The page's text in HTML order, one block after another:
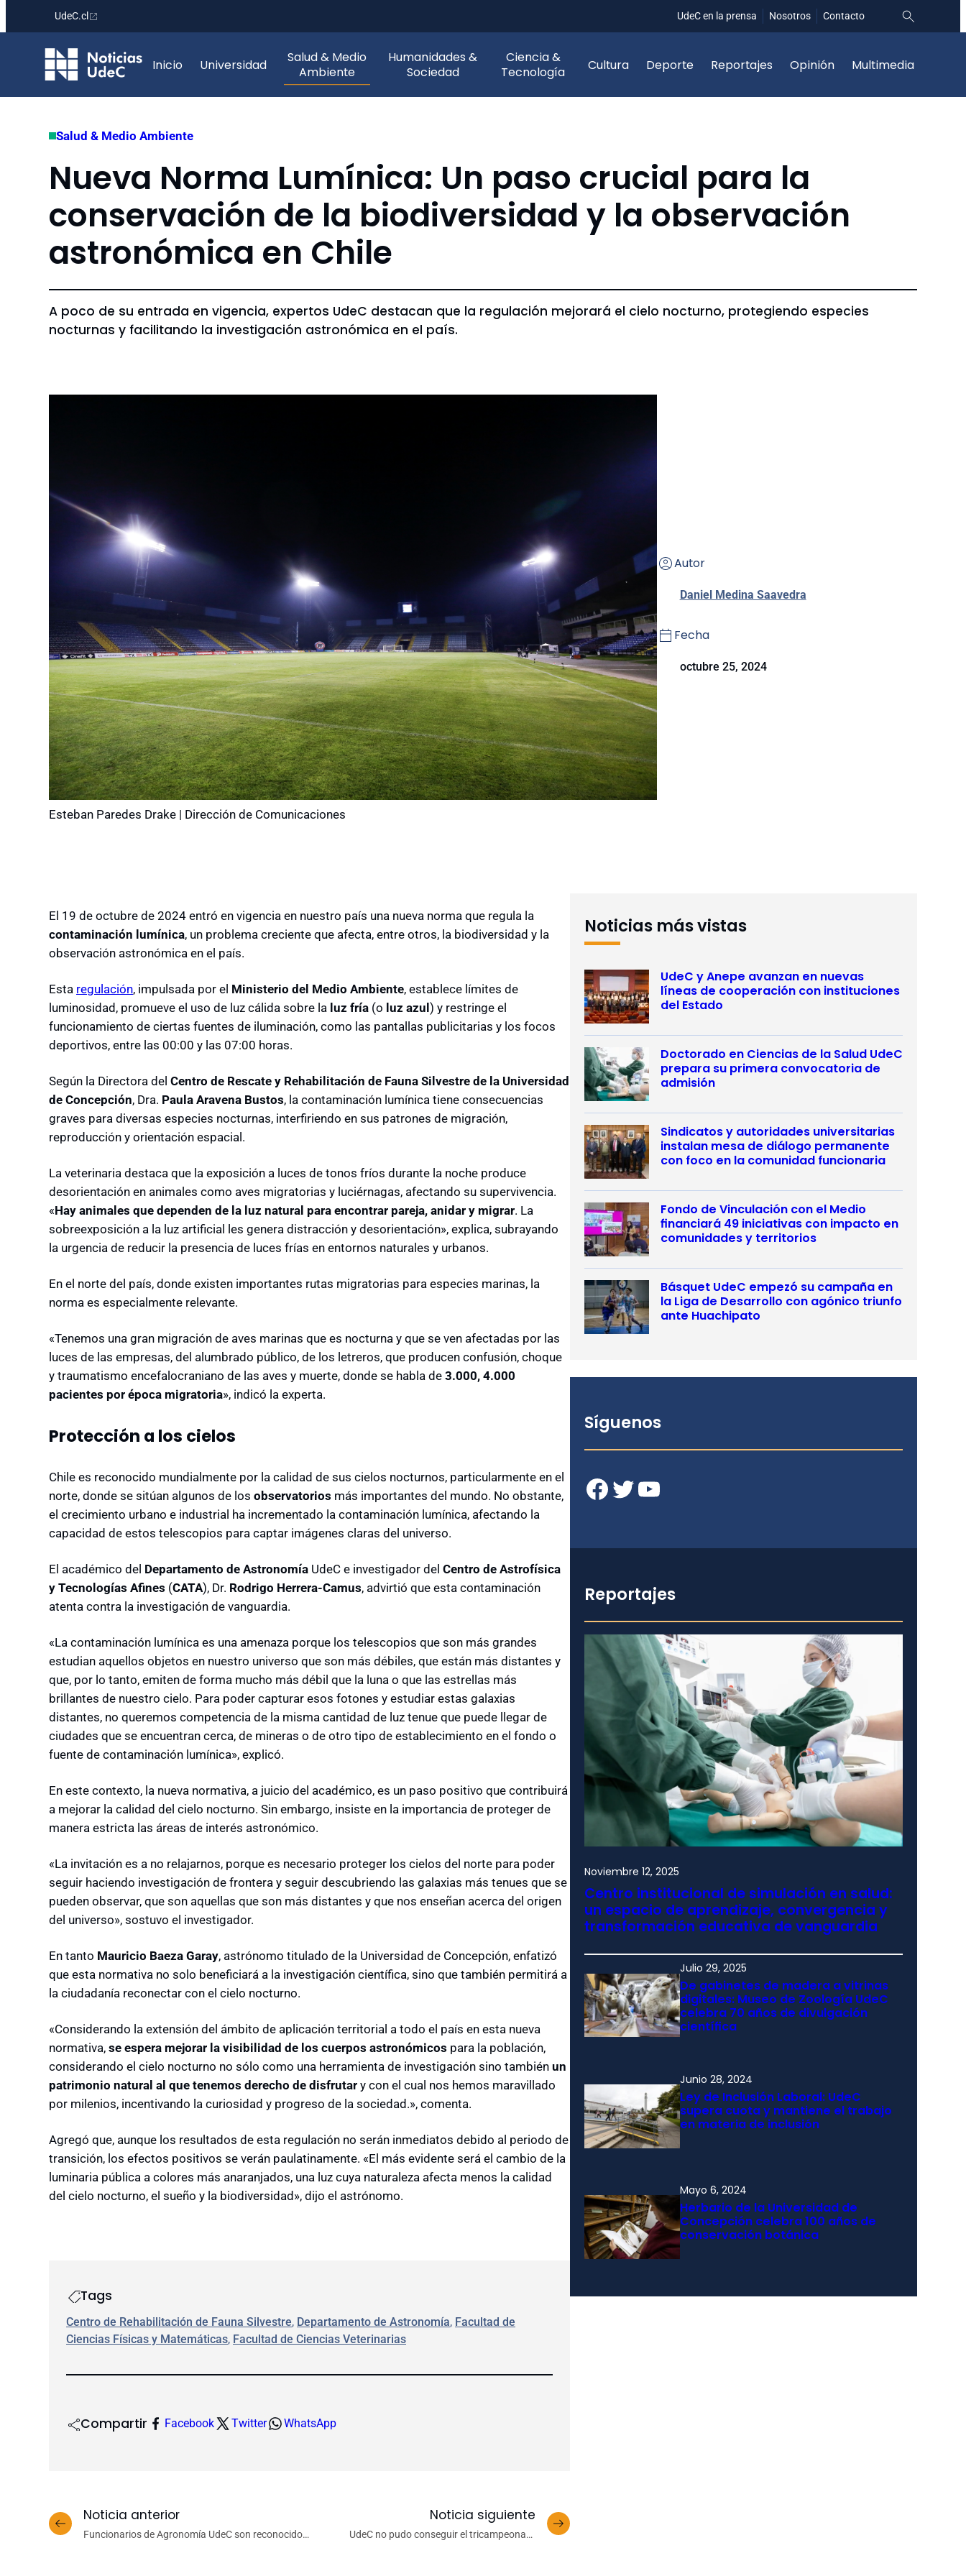
contenido
UdeC.cl UdeC en la prensa Nosotros Contacto
Inicio Universidad
Salud & Medio
Ambiente
Humanidades &
Sociedad
Ciencia &
Tecnología
Cultura Deporte Reportajes Opinión Multimedia
Salud & Medio Ambiente
Nueva Norma Lumínica: Un paso crucial para la
conservación de la biodiversidad y la observación
astronómica en Chile
A poco de su entrada en vigencia, expertos UdeC destacan que la regulación mejorará el cielo nocturno, protegiendo especies
nocturnas y facilitando la investigación astronómica en el país.
Esteban Paredes Drake | Dirección de Comunicaciones
Autor
Daniel Medina Saavedra
Fecha
octubre 25, 2024
El 19 de octubre de 2024 entró en vigencia en nuestro país una nueva norma que regula la
contaminación lumínica, un problema creciente que afecta, entre otros, la biodiversidad y la
observación astronómica en el país.
Esta regulación, impulsada por el Ministerio del Medio Ambiente, establece límites de
luminosidad, promueve el uso de luz cálida sobre la luz fría (o luz azul) y restringe el
funcionamiento de ciertas fuentes de iluminación, como las pantallas publicitarias y los focos
deportivos, entre las 00:00 y las 07:00 horas.
Según la Directora del Centro de Rescate y Rehabilitación de Fauna Silvestre de la Universidad
de Concepción, Dra. Paula Aravena Bustos, la contaminación lumínica tiene consecuencias
graves para diversas especies nocturnas, interfiriendo en sus patrones de migración,
reproducción y orientación espacial.
La veterinaria destaca que la exposición a luces de tonos fríos durante la noche produce
desorientación en animales como aves migratorias y luciérnagas, afectando su supervivencia.
«Hay animales que dependen de la luz natural para encontrar pareja, anidar y migrar. La
sobreexposición a la luz artificial les genera distracción y desorientación», explica, subrayando
la urgencia de reducir la presencia de luces frías en entornos naturales y urbanos.
En el norte del país, donde existen importantes rutas migratorias para especies marinas, la
norma es especialmente relevante.
«Tenemos una gran migración de aves marinas que es nocturna y que se ven afectadas por las
luces de las empresas, del alumbrado público, de los letreros, que producen confusión, choque
y traumatismo encefalocraniano de las aves y muerte, donde se habla de 3.000, 4.000
pacientes por época migratoria», indicó la experta.
Protección a los cielos
Chile es reconocido mundialmente por la calidad de sus cielos nocturnos, particularmente en el
norte, donde se sitúan algunos de los observatorios más importantes del mundo. No obstante,
el crecimiento urbano e industrial ha incrementado la contaminación lumínica, afectando la
capacidad de estos telescopios para captar imágenes claras del universo.
El académico del Departamento de Astronomía UdeC e investigador del Centro de Astrofísica
y Tecnologías Afines (CATA), Dr. Rodrigo Herrera-Camus, advirtió que esta contaminación
atenta contra la investigación de vanguardia.
«La contaminación lumínica es una amenaza porque los telescopios que son más grandes
estudian aquellos objetos en nuestro universo que son más débiles, que están más distantes y
que, por lo tanto, emiten de forma mucho más débil que la luna o que las estrellas más
brillantes de nuestro cielo. Para poder capturar esos fotones y estudiar estas galaxias
distantes, no queremos competencia de la misma cantidad de luz tenue que puede llegar de
ciudades que se encuentran cerca, de mineras o de otro tipo de establecimiento en el fondo o
fuente de contaminación lumínica», explicó.
En este contexto, la nueva normativa, a juicio del académico, es un paso positivo que contribuirá
a mejorar la calidad del cielo nocturno. Sin embargo, insiste en la importancia de proteger de
manera estricta las áreas de interés astronómico.
«La invitación es a no relajarnos, porque es necesario proteger los cielos del norte para poder
seguir haciendo investigación de frontera y seguir descubriendo las galaxias más tenues que se
pueden observar, que son aquellas que son más distantes y que nos enseñan acerca del origen
del universo», sostuvo el investigador.
En tanto Mauricio Baeza Garay, astrónomo titulado de la Universidad de Concepción, enfatizó
que esta normativa no solo beneficiará a la investigación científica, sino que también permitirá a
la ciudadanía reconectar con el cielo nocturno.
«Considerando la extensión del ámbito de aplicación territorial a todo el país en esta nueva
normativa, se espera mejorar la visibilidad de los cuerpos astronómicos para la población,
considerando el cielo nocturno no sólo como una herramienta de investigación sino también un
patrimonio natural al que tenemos derecho de disfrutar y con el cual nos hemos maravillado
por milenios, incentivando la curiosidad y progreso de la sociedad.», comenta.
Agregó que, aunque los resultados de esta regulación no serán inmediatos debido al periodo de
transición, los efectos positivos se verán paulatinamente. «El más evidente será el cambio de la
luminaria pública a colores más anaranjados, una luz cuya naturaleza afecta menos la calidad
del cielo nocturno, el sueño y la biodiversidad», dijo el astrónomo.
Tags
Centro de Rehabilitación de Fauna Silvestre, Departamento de Astronomía, Facultad de
Ciencias Físicas y Matemáticas, Facultad de Ciencias Veterinarias
Compartir Facebook Twitter WhatsApp
Noticia anterior
Funcionarios de Agronomía UdeC son reconocidos
Noticia siguiente
UdeC no pudo conseguir el tricampeonato
Noticias más vistas
UdeC y Anepe avanzan en nuevas
líneas de cooperación con instituciones
del Estado
Doctorado en Ciencias de la Salud UdeC
prepara su primera convocatoria de
admisión
Sindicatos y autoridades universitarias
instalan mesa de diálogo permanente
con foco en la comunidad funcionaria
Fondo de Vinculación con el Medio
financiará 49 iniciativas con impacto en
comunidades y territorios
Básquet UdeC empezó su campaña en
la Liga de Desarrollo con agónico triunfo
ante Huachipato
Síguenos
Facebook Twitter YouTube
Reportajes
Noviembre 12, 2025
Centro institucional de simulación en salud:
un espacio de aprendizaje, convergencia y
transformación educativa de vanguardia
Julio 29, 2025
De gabinetes de madera a vitrinas
digitales: Museo de Zoología UdeC
celebra 70 años de divulgación
científica
Junio 28, 2024
Ley de Inclusión Laboral: UdeC
supera cuota y mantiene el trabajo
en materia de inclusión
Mayo 6, 2024
Herbario de la Universidad de
Concepción celebra 100 años de
conservación botánica